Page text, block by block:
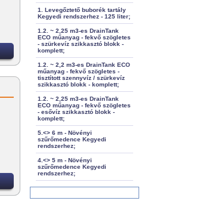
1. Levegőztető buborék tartály
Kegyedi rendszerhez - 125 liter;
1.2. ~ 2,25 m3-es DrainTank
ECO műanyag - fekvő szögletes
- szürkevíz szikkasztó blokk -
komplett;
1.2. ~ 2,2 m3-es DrainTank ECO
műanyag - fekvő szögletes -
tisztított szennyvíz / szürkevíz
szikkasztó blokk - komplett;
1.2. ~ 2,25 m3-es DrainTank
ECO műanyag - fekvő szögletes
- esővíz szikkasztó blokk -
komplett;
5.<> 6 m - Növényi
szűrőmedence Kegyedi
rendszerhez;
4.<> 5 m - Növényi
szűrőmedence Kegyedi
rendszerhez;